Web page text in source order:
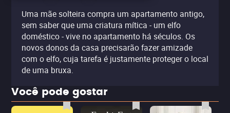
Uma mãe solteira compra um apartamento antigo,
sem saber que uma criatura mítica - um elfo
doméstico - vive no apartamento há séculos. Os
novos donos da casa precisarão fazer amizade
com o elfo, cuja tarefa é justamente proteger o local
de uma bruxa.
Você pode gostar